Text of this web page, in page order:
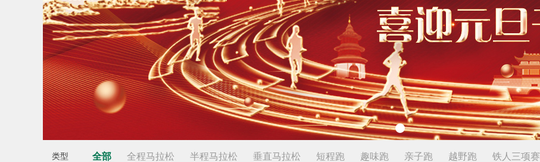
类型 全部 全程马拉松 半程马拉松 垂直马拉松 短程跑 趣味跑 亲子跑 越野跑 铁人三项赛